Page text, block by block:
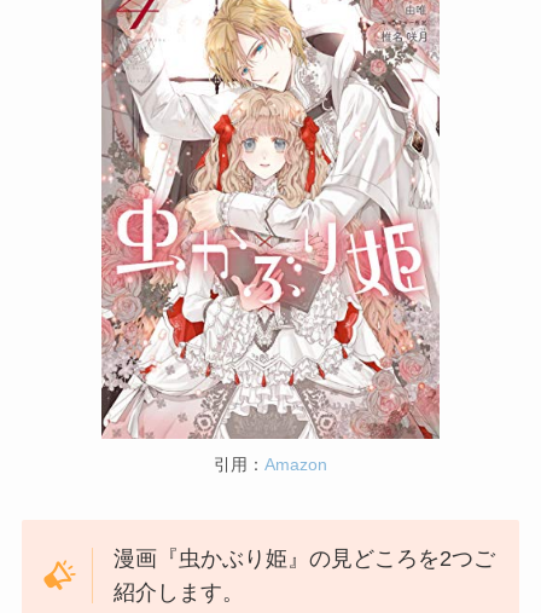
引用： Amazon
漫画『虫かぶり姫』の見どころを2つご
紹介します。